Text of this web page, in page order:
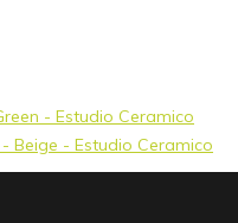
- Estudio Ceramico
Beige - Estudio Ceramico